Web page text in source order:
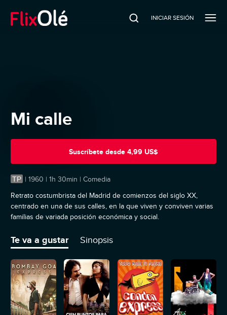
INICIAR SESIÓN
Mi calle
Suscríbete desde 4,99 US$
TP | 1960 | 1h 30min | Comedia
Retrato costumbrista del Madrid de comienzos del siglo XX,
centrado en una de sus calles, en la que viven y conviven varias
familias de variada posición económica y social.
Te va a gustar Sinopsis